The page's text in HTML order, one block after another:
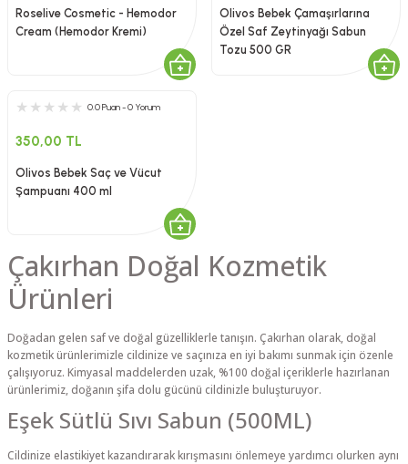
Roselive Cosmetic - Hemodor
Cream (Hemodor Kremi)
Olivos Bebek Çamaşırlarına
Özel Saf Zeytinyağı Sabun
Tozu 500 GR
0.0 Puan - 0 Yorum
350,00 TL
Olivos Bebek Saç ve Vücut
Şampuanı 400 ml
Çakırhan Doğal Kozmetik
Ürünleri
Doğadan gelen saf ve doğal güzelliklerle tanışın. Çakırhan olarak, doğal
kozmetik ürünlerimizle cildinize ve saçınıza en iyi bakımı sunmak için özenle
çalışıyoruz. Kimyasal maddelerden uzak, %100 doğal içeriklerle hazırlanan
ürünlerimiz, doğanın şifa dolu gücünü cildinizle buluşturuyor.
Eşek Sütlü Sıvı Sabun (500ML)
Cildinize elastikiyet kazandırarak kırışmasını önlemeye yardımcı olurken aynı